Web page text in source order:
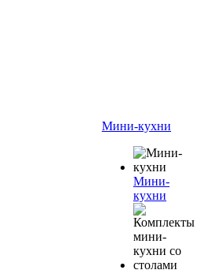
Мини-кухни
Мини-
кухни